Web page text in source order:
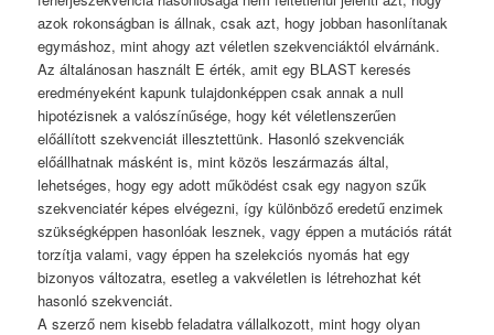
azok rokonságban is állnak, csak azt, hogy jobban hasonlítanak
egymáshoz, mint ahogy azt véletlen szekvenciáktól elvárnánk.
Az általánosan használt E érték, amit egy BLAST keresés
eredményeként kapunk tulajdonképpen csak annak a null
hipotézisnek a valószínűsége, hogy két véletlenszerűen
előállított szekvenciát illesztettünk. Hasonló szekvenciák
előállhatnak másként is, mint közös leszármazás által,
lehetséges, hogy egy adott működést csak egy nagyon szűk
szekvenciatér képes elvégezni, így különböző eredetű enzimek
szükségképpen hasonlóak lesznek, vagy éppen a mutációs rátát
torzítja valami, vagy éppen ha szelekciós nyomás hat egy
bizonyos változatra, esetleg a vakvéletlen is létrehozhat két
hasonló szekvenciát.
A szerző nem kisebb feladatra vállalkozott, mint hogy olyan